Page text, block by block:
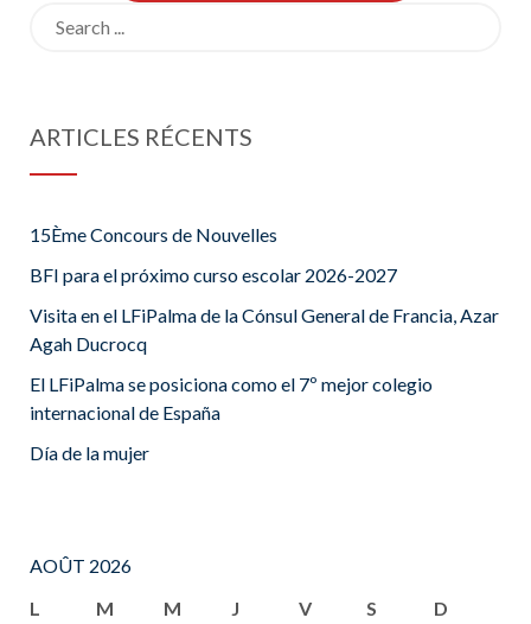
ARTICLES RÉCENTS
15Ème Concours de Nouvelles
BFI para el próximo curso escolar 2026-2027
Visita en el LFiPalma de la Cónsul General de Francia, Azar
Agah Ducrocq
El LFiPalma se posiciona como el 7º mejor colegio
internacional de España
Día de la mujer
AOÛT 2026
L
M M J V S
D